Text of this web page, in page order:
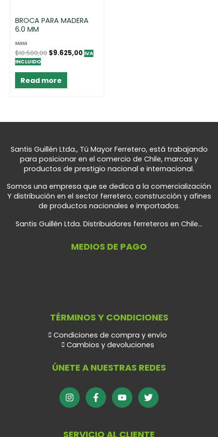
BROCA PARA MADERA
6.0 MM
Rated
0
out
$10.500,00 $9.625,00 IVA
INCLUIDO
Read more
Santis Guillén Ltda., Tú Mayor Ferretero, está trabajando
para posicionar en el comercio de Chile, marcas y
productos de prestigio nacional e internacional.
Somos una empresa que se dedica a la comercialización
Y distribución en el sector ferretero, construcción y afines
de productos nacionales e importados.
Santis Guillén Ltda. Distribuidores ferreteros en Chile...
MEDIOS DE PAGO
TÉRMINOS Y CONDICIONES
Condiciones de compra y envío
Cambios y devoluciones
ÚNETE A NUESTRAS REDES
SERVICIO AL CLIENTE